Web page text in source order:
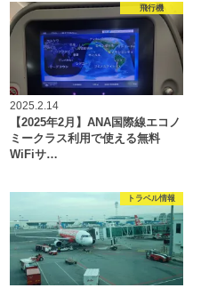
飛行機
2025.2.14
【2025年2月】ANA国際線エコノ
ミークラス利用で使える無料
WiFiサ…
トラベル情報